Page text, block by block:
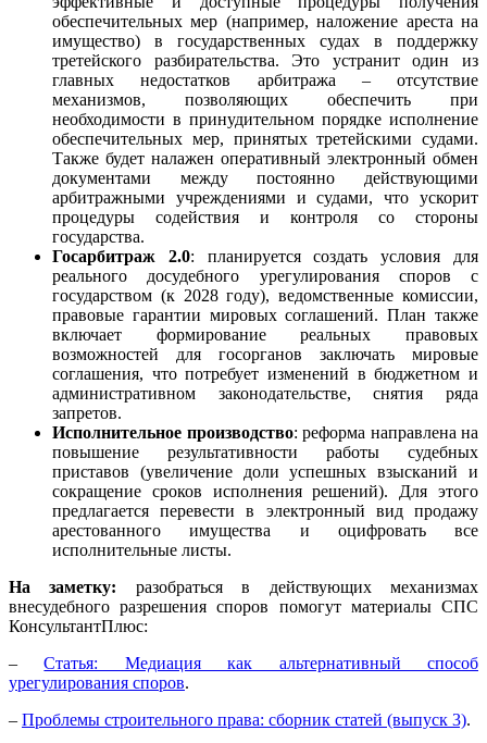
обеспечительных мер (например, наложение ареста на
имущество) в государственных судах в поддержку
третейского разбирательства. Это устранит один из
главных недостатков арбитража – отсутствие
механизмов, позволяющих обеспечить при
необходимости в принудительном порядке исполнение
обеспечительных мер, принятых третейскими судами.
Также будет налажен оперативный электронный обмен
документами между постоянно действующими
арбитражными учреждениями и судами, что ускорит
процедуры содействия и контроля со стороны
государства.
Госарбитраж 2.0: планируется создать условия для
реального досудебного урегулирования споров с
государством (к 2028 году), ведомственные комиссии,
правовые гарантии мировых соглашений. План также
включает формирование реальных правовых
возможностей для госорганов заключать мировые
соглашения, что потребует изменений в бюджетном и
административном законодательстве, снятия ряда
запретов.
Исполнительное производство: реформа направлена на
повышение результативности работы судебных
приставов (увеличение доли успешных взысканий и
сокращение сроков исполнения решений). Для этого
предлагается перевести в электронный вид продажу
арестованного имущества и оцифровать все
исполнительные листы.
На заметку: разобраться в действующих механизмах
внесудебного разрешения споров помогут материалы СПС
КонсультантПлюс:
–Статья: Медиация как альтернативный способ
урегулирования споров.
– Проблемы строительного права: сборник статей (выпуск 3).